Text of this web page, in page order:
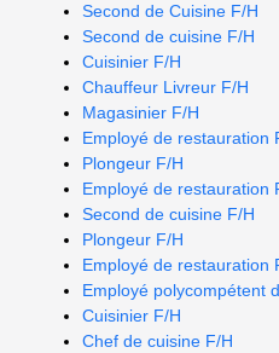
Second de Cuisine F/H
Second de cuisine F/H
Cuisinier F/H
Chauffeur Livreur F/H
Magasinier F/H
Employé de restauration
Plongeur F/H
Employé de restauration
Second de cuisine F/H
Plongeur F/H
Employé de restauration
Employé polycompétent
Cuisinier F/H
Chef de cuisine F/H